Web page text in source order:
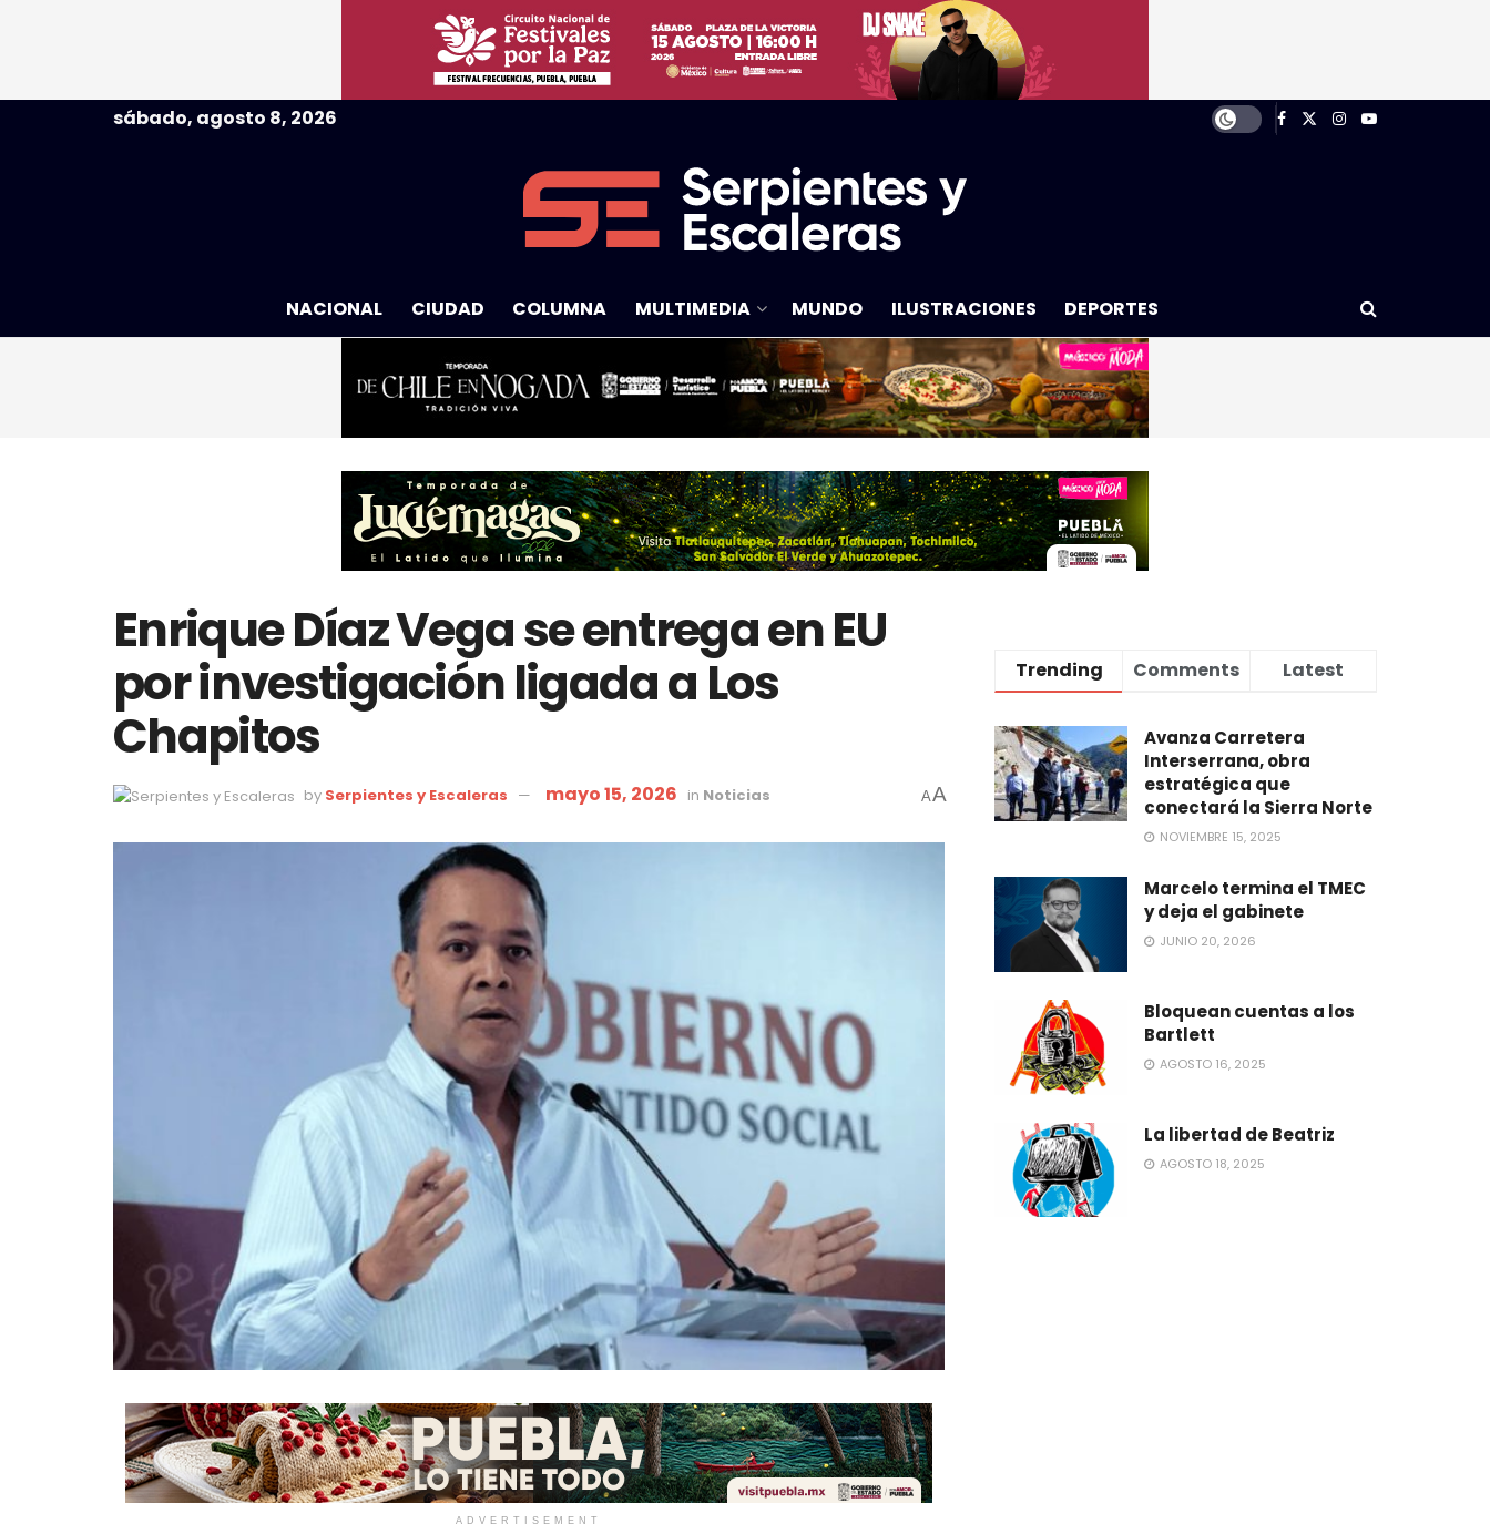
sábado, agosto 8, 2026
NACIONAL CIUDAD COLUMNA MULTIMEDIA MUNDO ILUSTRACIONES DEPORTES
Enrique Díaz Vega se entrega en EU
por investigación ligada a Los
Chapitos
by Serpientes y Escaleras mayo 15, 2026 in Noticias AA
ADVERTISEMENT
Trending Comments Latest
Avanza Carretera
Interserrana, obra
estratégica que
conectará la Sierra Norte
NOVIEMBRE 15, 2025
Marcelo termina el TMEC
y deja el gabinete
JUNIO 20, 2026
Bloquean cuentas a los
Bartlett
AGOSTO 16, 2025
La libertad de Beatriz
AGOSTO 18, 2025